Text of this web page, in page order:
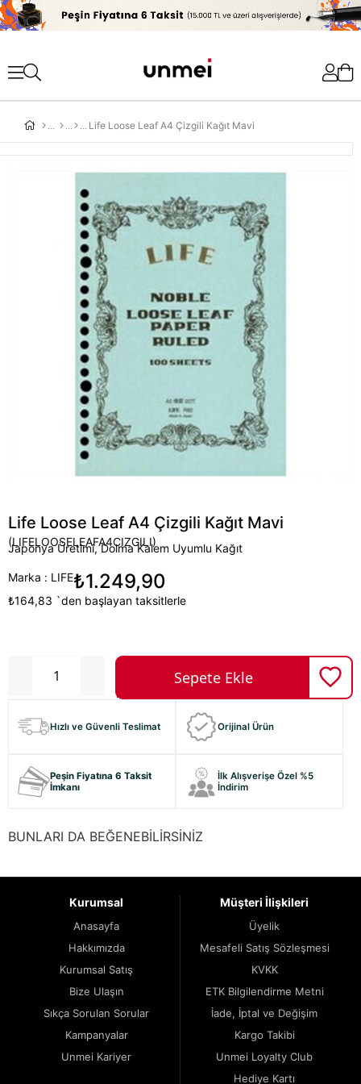
'
Life Loose Leaf A4 Çizgili Kağıt Mavi
Life Loose Leaf A4 Çizgili Kağıt Mavi
(LIFELOOSELEAFA4CIZGILI)
Marka : LIFE₺1.249,90
₺164,83 `den başlayan taksitlerle
Japonya Üretimi, Dolma Kalem Uyumlu Kağıt
Hızlı ve Güvenli Teslimat Orijinal Ürün
Peşin Fiyatına 6 Taksit
İmkanı
İlk Alışverişe Özel %5
İndirim
BUNLARI DA BEĞENEBİLİRSİNİZ
Kurumsal
Anasayfa
Hakkımızda
Kurumsal Satış
Bize Ulaşın
Sıkça Sorulan Sorular
Kampanyalar
Unmei Kariyer
Müşteri İlişkileri
Üyelik
Mesafeli Satış Sözleşmesi
KVKK
ETK Bilgilendirme Metni
İade, İptal ve Değişim
Kargo Takibi
Unmei Loyalty Club
Hediye Kartı